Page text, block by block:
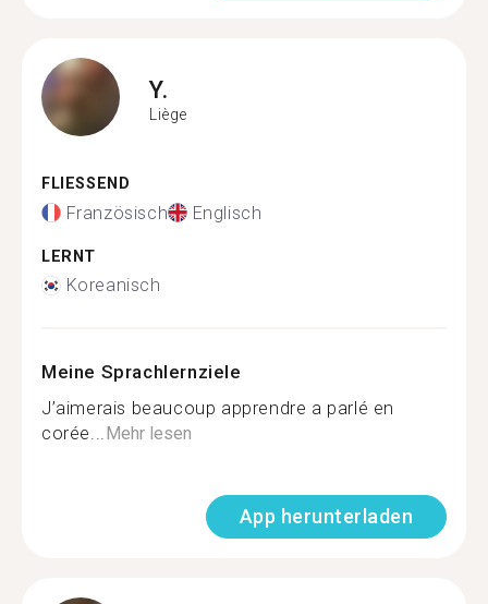
Y.
Liège
FLIESSEND
Französisch Englisch
LERNT
Koreanisch
Meine Sprachlernziele
J’aimerais beaucoup apprendre a parlé en
corée...Mehr lesen
App herunterladen